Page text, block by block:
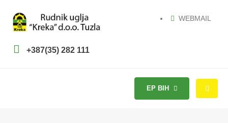
WEBMAIL
+387(35) 282 111
EP BIH